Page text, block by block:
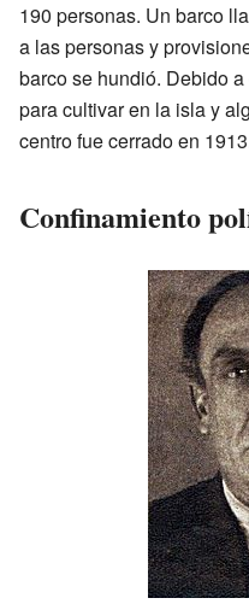
190 personas. Un barco
a las personas y
barco se hundió. Debido
para cultivar en la isla y
centro fue cerrado en
Confinamiento